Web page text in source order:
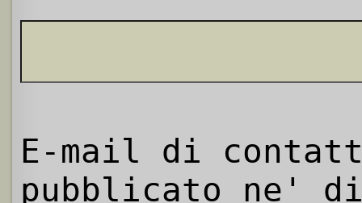
E-mail di
pubblicato ne'